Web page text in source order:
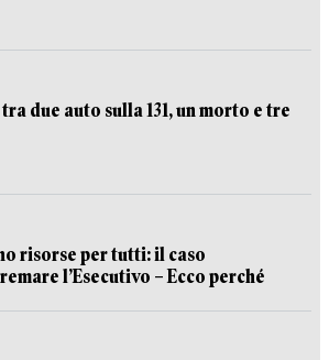
due auto sulla 131, un morto e tre
risorse per tutti: il caso
l’Esecutivo – Ecco perché